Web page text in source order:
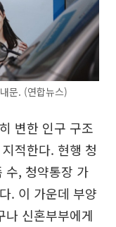
문. (연합뉴스)
변한 인구 구조
적한다. 현행 청
수, 청약통장 가
. 이 가운데 부양
나 신혼부부에게